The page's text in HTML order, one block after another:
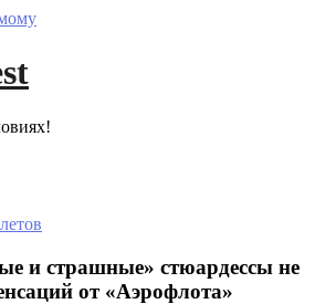
и страшные» стюардессы не
от «Аэрофлота»